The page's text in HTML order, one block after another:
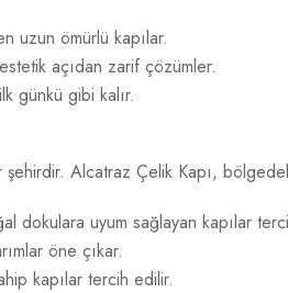
uzun ömürlü kapılar.
açıdan zarif çözümler.
günkü gibi kalır.
Alcatraz Çelik Kapı,
dokulara uyum sağlayan kapılar
öne çıkar.
kapılar tercih edilir.